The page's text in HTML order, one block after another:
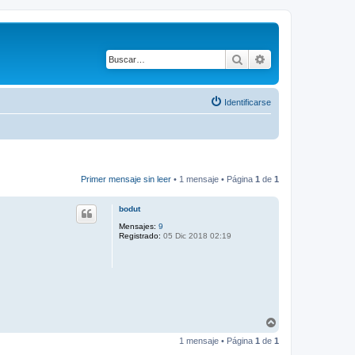
Buscar
Identificarse
Primer mensaje sin leer • 1 mensaje • Página 1 de 1
bodut
Mensajes: 9
Registrado: 05 Dic 2018 02:19
r
1 mensaje • Página 1 de 1